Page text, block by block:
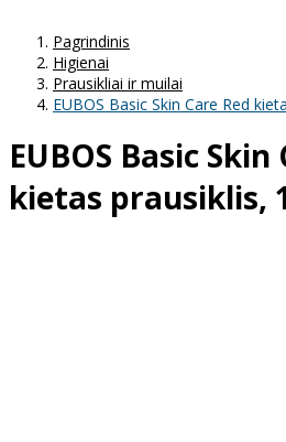
Pagrindinis
Higienai
Prausikliai ir muilai
EUBOS Basic Skin Care Red
EUBOS Basic Skin
kietas prausiklis,